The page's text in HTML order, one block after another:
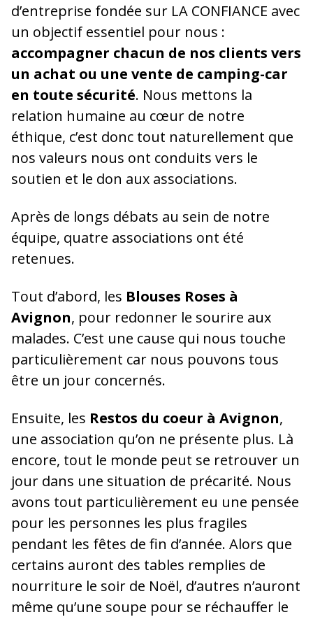
d’entreprise fondée sur LA CONFIANCE avec
un objectif essentiel pour nous :
accompagner chacun de nos clients vers
un achat ou une vente de camping-car
en toute sécurité. Nous mettons la
relation humaine au cœur de notre
éthique, c’est donc tout naturellement que
nos valeurs nous ont conduits vers le
soutien et le don aux associations.
Après de longs débats au sein de notre
équipe, quatre associations ont été
retenues.
Tout d’abord, les Blouses Roses à
Avignon, pour redonner le sourire aux
malades. C’est une cause qui nous touche
particulièrement car nous pouvons tous
être un jour concernés.
Ensuite, les Restos du coeur à Avignon,
une association qu’on ne présente plus. Là
encore, tout le monde peut se retrouver un
jour dans une situation de précarité. Nous
avons tout particulièrement eu une pensée
pour les personnes les plus fragiles
pendant les fêtes de fin d’année. Alors que
certains auront des tables remplies de
nourriture le soir de Noël, d’autres n’auront
même qu’une soupe pour se réchauffer le